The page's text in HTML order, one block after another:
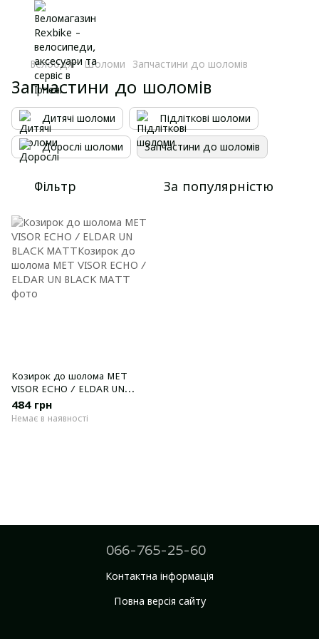
Велоодяг Шоломи Запчастини до шоломів
Запчастини до шоломів
Дитячі шоломи Підліткові шоломи
Дорослі шоломи Запчастини до шоломів
Фільтр За популярністю
Козирок до шолома MET
VISOR ECHO / ELDAR UN
BLACK MATT
484 грн
Немає в наявності
066-765-25-60
Контактна інформація
Повна версія сайту